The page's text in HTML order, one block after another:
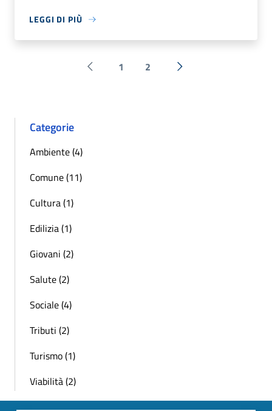
LEGGI DI PIÙ
Pagina precedente
1 2 Successiva »
Categorie
Ambiente (4)
Comune (11)
Cultura (1)
Edilizia (1)
Giovani (2)
Salute (2)
Sociale (4)
Tributi (2)
Turismo (1)
Viabilità (2)